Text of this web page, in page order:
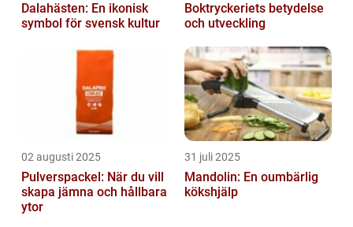
Dalahästen: En ikonisk
symbol för svensk kultur
Boktryckeriets betydelse
och utveckling
02 augusti 2025
Pulverspackel: När du vill
skapa jämna och hållbara
ytor
31 juli 2025
Mandolin: En oumbärlig
kökshjälp